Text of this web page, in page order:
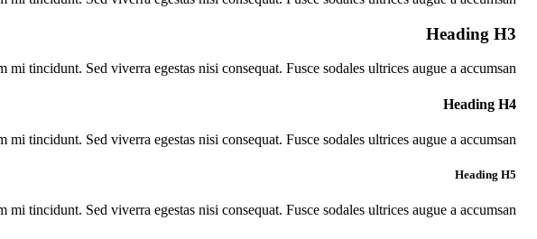
Heading H3
tincidunt. Sed viverra egestas nisi consequat. Fusce sodales ultrices augue a accumsan.
Heading H4
tincidunt. Sed viverra egestas nisi consequat. Fusce sodales ultrices augue a accumsan.
Heading H5
tincidunt. Sed viverra egestas nisi consequat. Fusce sodales ultrices augue a accumsan.